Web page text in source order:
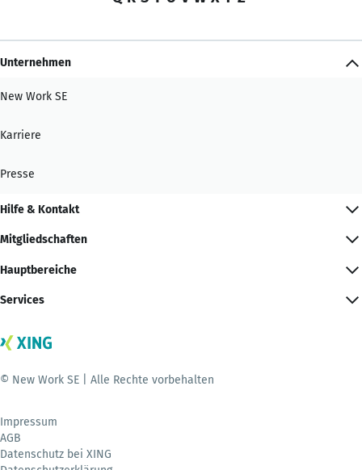
Unternehmen
New Work SE
Karriere
Presse
Hilfe & Kontakt
Mitgliedschaften
Hauptbereiche
Services
© New Work SE | Alle Rechte vorbehalten
Impressum
AGB
Datenschutz bei XING